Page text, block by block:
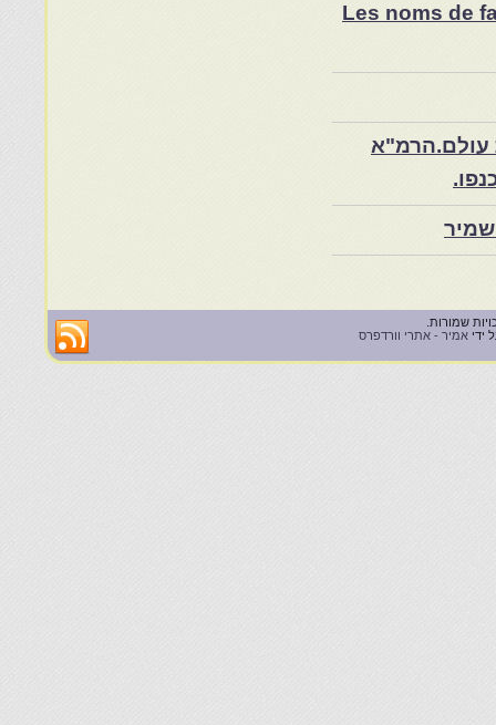
Les noms de
עולם.הרמ"א
ידי אמיר - אתרי וורדפרס